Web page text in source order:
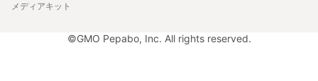
メディアキット
©GMO Pepabo, Inc. All rights reserved.